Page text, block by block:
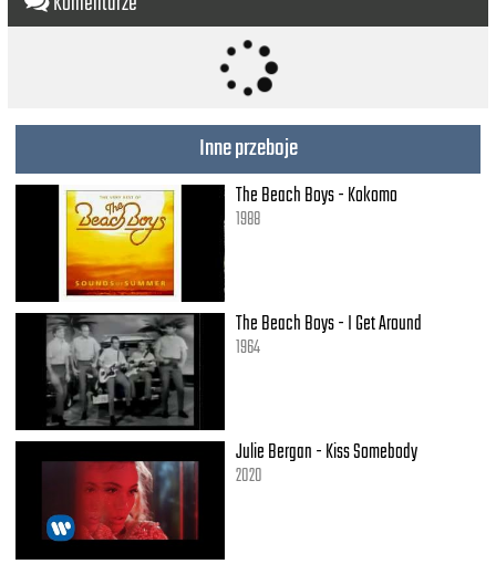
Let them know love
Don't save it all for Christmas Day
Cause holidays have come and gone
But love lives on
If you give on
Inne przeboje
The Beach Boys - Kokomo
1988
The Beach Boys - I Get Around
1964
Julie Bergan - Kiss Somebody
2020